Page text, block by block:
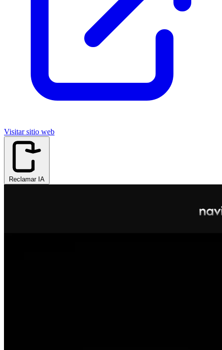
Visitar sitio web
Reclamar IA